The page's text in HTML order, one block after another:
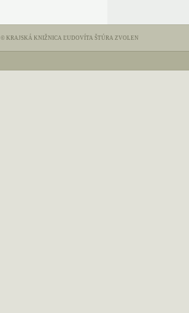
© KRAJSKÁ KNIŽNICA ĽUDOVÍTA ŠTÚRA ZVOLEN